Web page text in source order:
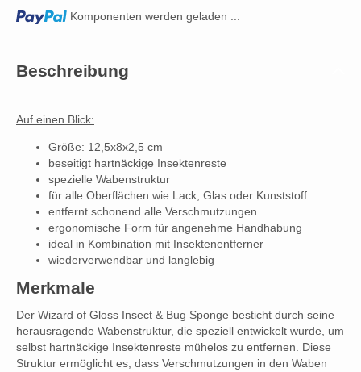
Loading... Komponenten werden geladen ...
Beschreibung
Auf einen Blick:
Größe: 12,5x8x2,5 cm
beseitigt hartnäckige Insektenreste
spezielle Wabenstruktur
für alle Oberflächen wie Lack, Glas oder Kunststoff
entfernt schonend alle Verschmutzungen
ergonomische Form für angenehme Handhabung
ideal in Kombination mit Insektenentferner
wiederverwendbar und langlebig
Merkmale
Der Wizard of Gloss Insect & Bug Sponge besticht durch seine
herausragende Wabenstruktur, die speziell entwickelt wurde, um
selbst hartnäckige Insektenreste mühelos zu entfernen. Diese
Struktur ermöglicht es, dass Verschmutzungen in den Waben